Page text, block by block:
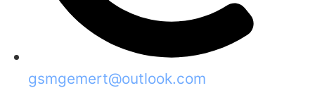
gsmgemert@outlook.com